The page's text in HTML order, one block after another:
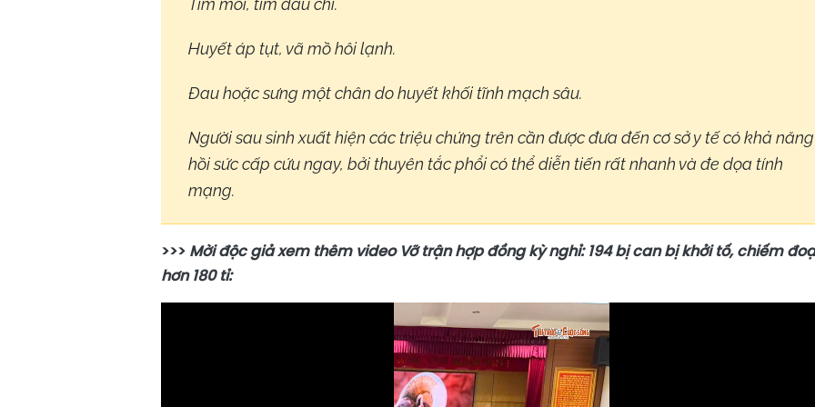
Tím môi, tím đầu chi.
Huyết áp tụt, vã mồ hôi lạnh.
Đau hoặc sưng một chân do huyết khối tĩnh mạch sâu.
Người sau sinh xuất hiện các triệu chứng trên cần được đưa đến cơ sở y tế có khả năng
hồi sức cấp cứu ngay, bởi thuyên tắc phổi có thể diễn tiến rất nhanh và đe dọa tính
mạng.
>>> Mời độc giả xem thêm video Vỡ trận hợp đồng kỳ nghỉ: 194 bị can bị khởi tố, chiếm
hơn 180 tỉ: